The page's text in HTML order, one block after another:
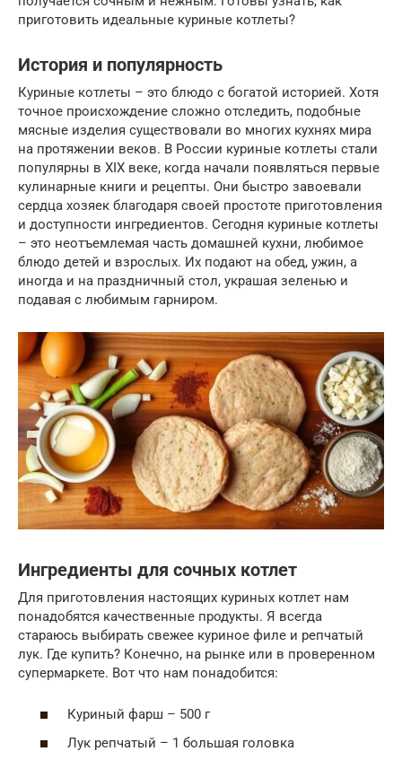
приготовить идеальные куриные котлеты?
История и популярность
Куриные котлеты – это блюдо с богатой историей. Хотя
точное происхождение сложно отследить, подобные
мясные изделия существовали во многих кухнях мира
на протяжении веков. В России куриные котлеты стали
популярны в XIX веке, когда начали появляться первые
кулинарные книги и рецепты. Они быстро завоевали
сердца хозяек благодаря своей простоте приготовления
и доступности ингредиентов. Сегодня куриные котлеты
– это неотъемлемая часть домашней кухни, любимое
блюдо детей и взрослых. Их подают на обед, ужин, а
иногда и на праздничный стол, украшая зеленью и
подавая с любимым гарниром.
Ингредиенты для сочных котлет
Для приготовления настоящих куриных котлет нам
понадобятся качественные продукты. Я всегда
стараюсь выбирать свежее куриное филе и репчатый
лук. Где купить? Конечно, на рынке или в проверенном
супермаркете. Вот что нам понадобится:
Куриный фарш – 500 г
Лук репчатый – 1 большая головка